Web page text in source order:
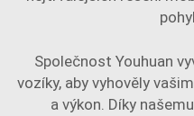
Společnost Youhuan
vozíky, aby vyhověly
a výkon. Díky